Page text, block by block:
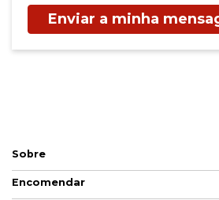
Enviar a minha
Sobre
Encomendar